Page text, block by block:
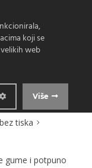
tiska
gume i potpuno
koji se
web
Više